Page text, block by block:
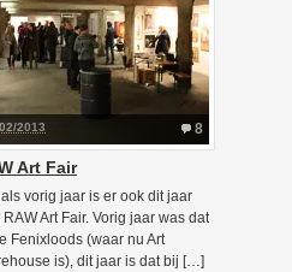
8
2013
Art Fair
als vorig jaar is er ook dit jaar
Art Fair. Vorig jaar was dat
Fenixloods (waar nu Art
is), dit jaar is dat bij […]